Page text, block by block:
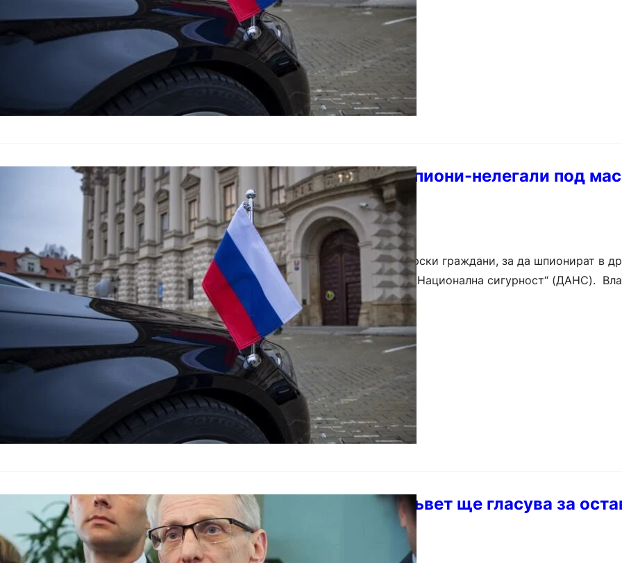
ДАНС разобличи руски шпиони-нелегали под
граждани на България
България 26.02.2024
Руски агенти, представящи се за български граждани, за да шпионират в
бяха разкрити от Държавната агенция „Национална сигурност“ (ДАНС).
Горочкин, роден в Калининград през 1984 г., и…
Денков: Министерският съвет ще гласува за
зам.-шеф на ДАНС
България 28.10.2023